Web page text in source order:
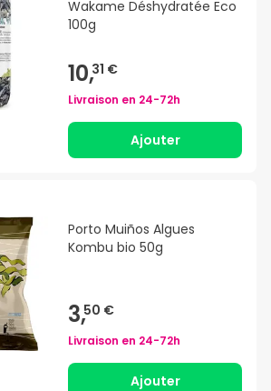
Wakame Déshydratée Eco
100g
10,31 €
Livraison en 24-72h
Ajouter
Porto Muiños Algues
Kombu bio 50g
3,50 €
Livraison en 24-72h
Ajouter